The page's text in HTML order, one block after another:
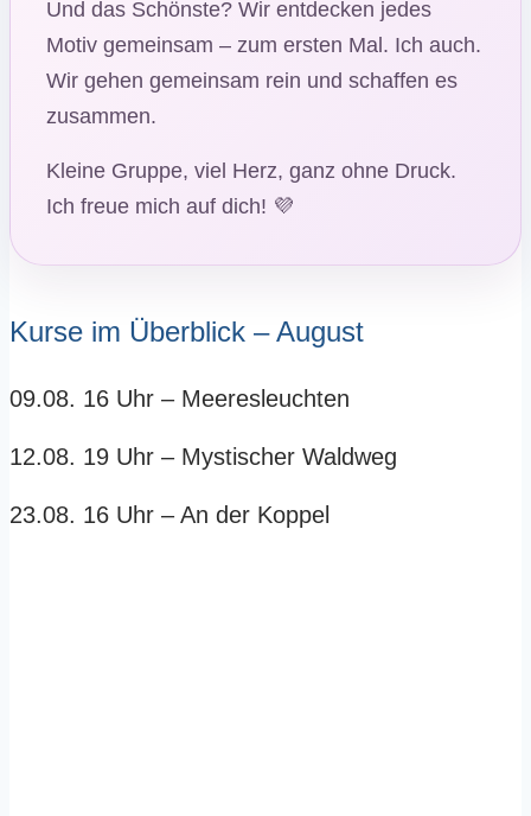
Und das Schönste? Wir entdecken jedes
Motiv gemeinsam – zum ersten Mal. Ich auch.
Wir gehen gemeinsam rein und schaffen es
zusammen.
Kleine Gruppe, viel Herz, ganz ohne Druck.
Ich freue mich auf dich! 💜
Kurse im Überblick – August
09.08. 16 Uhr – Meeresleuchten
12.08. 19 Uhr – Mystischer Waldweg
23.08. 16 Uhr – An der Koppel